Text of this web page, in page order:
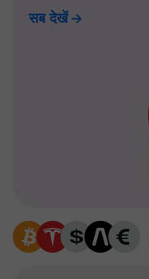
सब देखें